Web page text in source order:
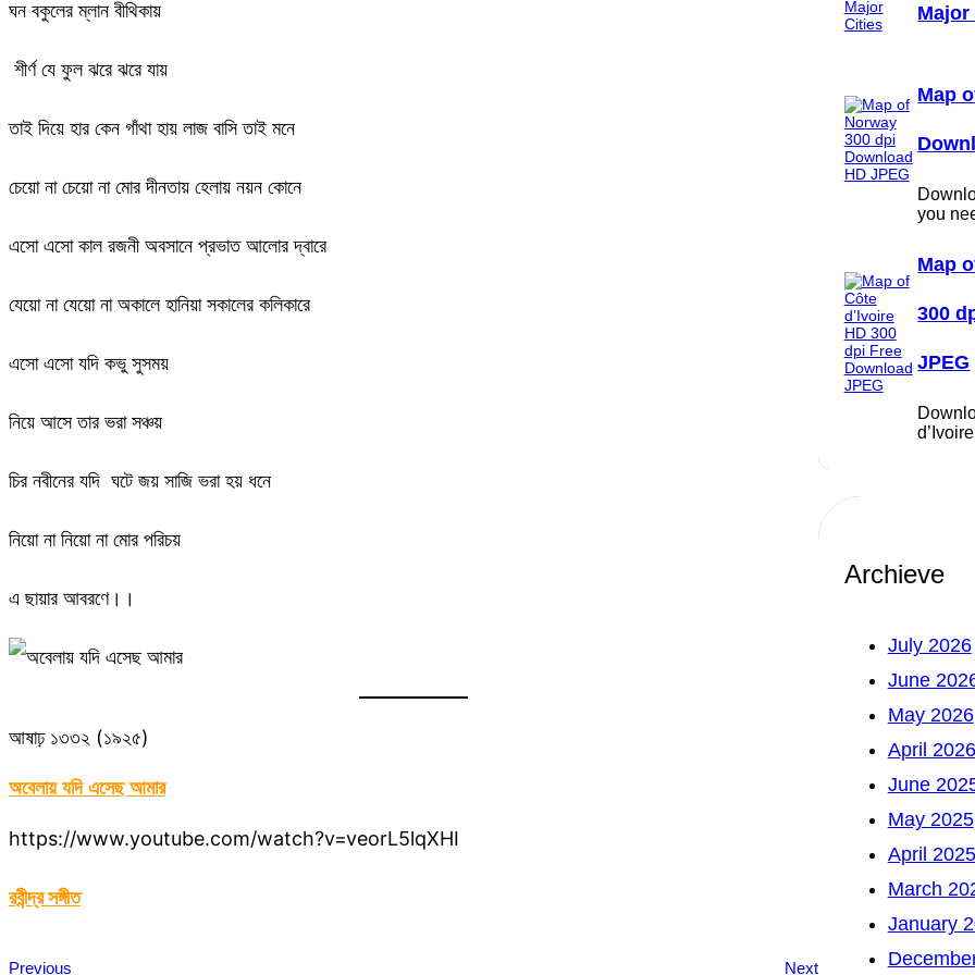
ঘন বকুলের ম্লান বীথিকায়
শীর্ণ যে ফুল ঝরে ঝরে যায়
তাই দিয়ে হার কেন গাঁথা হায় লাজ বাসি তাই মনে
চেয়ো না চেয়ো না মোর দীনতায় হেলায় নয়ন কোনে
এসো এসো কাল রজনী অবসানে প্রভাত আলোর দ্বারে
যেয়ো না যেয়ো না অকালে হানিয়া সকালের কলিকারে
এসো এসো যদি কভু সুসময়
নিয়ে আসে তার ভরা সঞ্চয়
চির নবীনের যদি ঘটে জয় সাজি ভরা হয় ধনে
নিয়ো না নিয়ো না মোর পরিচয়
এ ছায়ার আবরণে।।
আষাঢ় ১৩৩২ (১৯২৫)
অবেলায় যদি এসেছ আমার
https://www.youtube.com/watch?v=veorL5lqXHI
রবীন্দ্র সঙ্গীত
Previous Next
Map
you
Map
300
JPEG
Archieve
July 2026
June
May 2026
April 2026
June
May 2025
April 2025
March
January